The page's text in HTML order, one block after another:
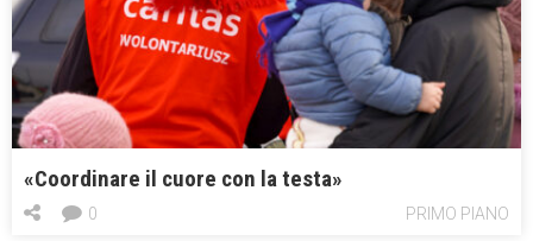
«Coordinare il cuore con la testa»
PRIMO PIANO
0